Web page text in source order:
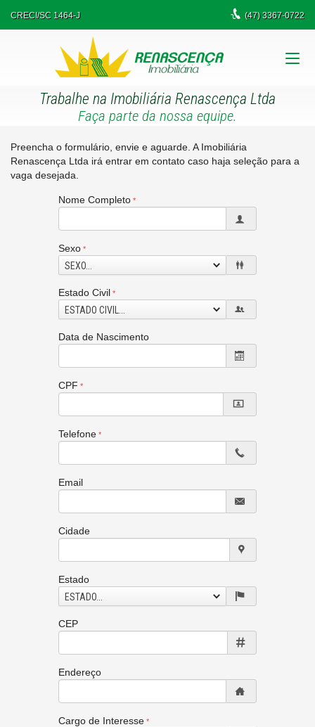
CRECI/SC 1464-J (47)3367-0722
Trabalhe na Imobiliária Renascença Ltda
Faça parte da nossa equipe.
Preencha o formulário, envie e aguarde. A Imobiliária
Renascença Ltda irá entrar em contato caso haja seleção para a
vaga desejada.
Nome Completo
Sexo
SEXO...
Estado Civil
ESTADO CIVIL...
Data de Nascimento
CPF
Telefone
Email
Cidade
Estado
ESTADO...
CEP
Endereço
Cargo de Interesse